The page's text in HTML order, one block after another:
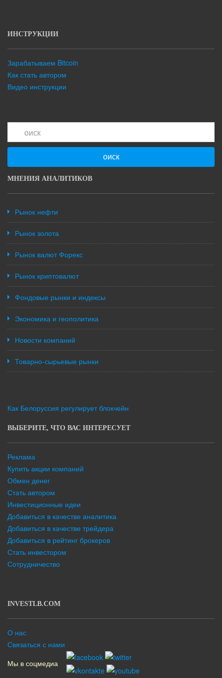
ИНСТРУКЦИИ
Зарабатываем Bitcoin
Как стать автором
Видео инструкции
оиск
МНЕНИЯ АНАЛИТИКОВ
Рынок нефти
Рынок золота
Рынок валют Форекс
Рынок криптовалют
Фондовые рынки и индексы
Экономика и геополитика
Новости компаний
Товарно-сырьевые рынки
Как Белоруссия регулирует блокчейн
ВЫБЕРИТЕ, ЧТО ВАС ИНТЕРЕСУЕТ
Реклама
Купить акции компаний
Обмен денег
Стать автором
Инвестиционные идеи
Добавиться в качестве аналитика
Добавиться в качестве трейдера
Добавиться в рейтинг брокеров
Стать инвестором
Сотрудничество
INVESTLB.COM
О нас
Связаться с нами
Мы в соцмедиа